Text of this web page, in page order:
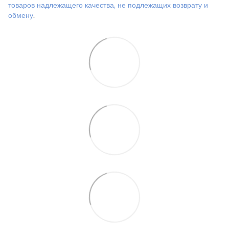
товаров надлежащего качества, не подлежащих возврату и
обмену.